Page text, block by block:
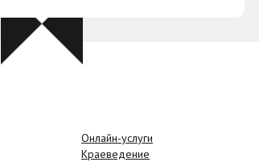
Онлайн-услуги
Краеведение